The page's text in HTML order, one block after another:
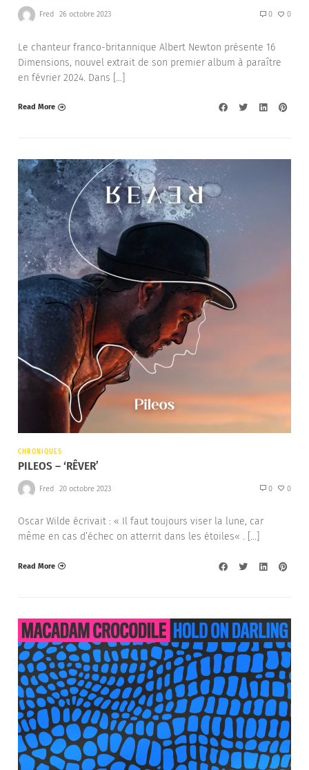
Fred 26 octobre 2023 0 0
Le chanteur franco-britannique Albert Newton présente 16
Dimensions, nouvel extrait de son premier album à paraître
en février 2024. Dans […]
Read More
CHRONIQUES
PILEOS – ‘RÊVER’
Fred 20 octobre 2023 0 0
Oscar Wilde écrivait : « Il faut toujours viser la lune, car
même en cas d’échec on atterrit dans les étoiles« . […]
Read More